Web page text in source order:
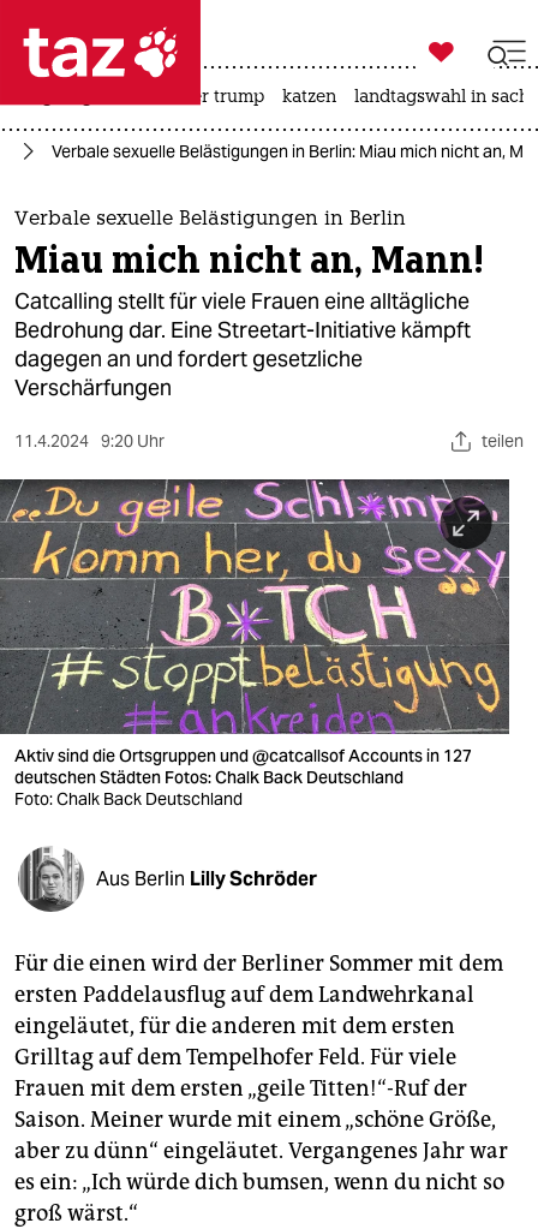
 taz zahl ich
taz zahl ich
themen
politik
öko
gesellschaft
kultur
sport
berlin
nord
wahrheit
verlag
verlag
veranstaltungen
shop
fragen & hilfe
abo
genossenschaft
epaper login

taz zahl ich
usa unter trump katzen landtagswahl in
Verbale sexuelle Belästigungen in Berlin: Miau mich nicht an,
Verbale sexuelle Belästigungen in Berlin
Miau mich nicht an, Mann!
Catcalling stellt für viele Frauen eine alltägliche
Bedrohung dar. Eine Streetart-Initiative kämpft
dagegen an und fordert gesetzliche
Verschärfungen
11.4.2024 9:20 Uhr teilen
Aktiv sind die Ortsgruppen und @catcallsof Accounts in 127
deutschen Städten Fotos: Chalk Back Deutschland
Foto: Chalk Back Deutschland
Aus Berlin Lilly Schröder
Für die einen wird der Berliner Sommer mit dem
ersten Paddelausflug auf dem Landwehrkanal
eingeläutet, für die anderen mit dem ersten
Grilltag auf dem Tempelhofer Feld. Für viele
Frauen mit dem ersten „geile Titten!“-Ruf der
Saison. Meiner wurde mit einem „schöne Größe,
aber zu dünn“ eingeläutet. Vergangenes Jahr war
es ein: „Ich würde dich bumsen, wenn du nicht so
groß wärst.“